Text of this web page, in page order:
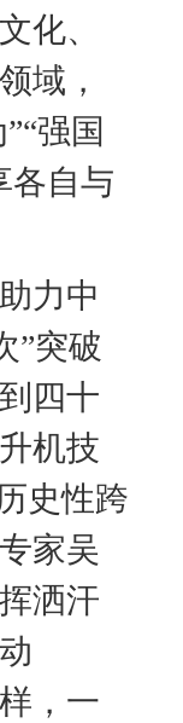
化、
域，
强国
各自与
力中
”突破
四十
机技
史性跨
家吴
洒汗
，一